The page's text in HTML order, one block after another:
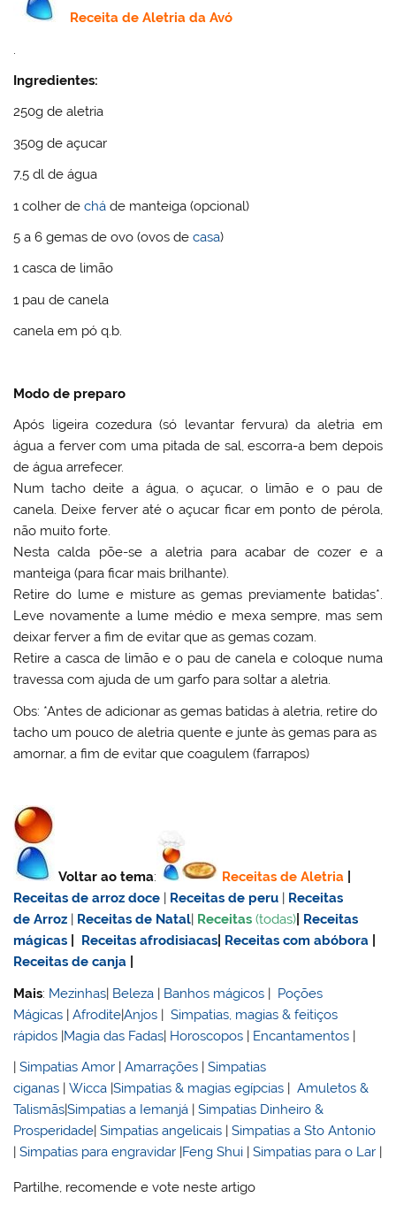
Receita deAletria da Avó
Ingredientes:
250g de aletria
350g de açucar
7,5 dl de água
1 colher dechá de manteiga (opcional)
5 a 6 gemas de ovo (ovos decasa)
1 casca de limão
1 pau de canela
canela em pó q.b.
Modo de preparo
Após ligeira cozedura (só levantar fervura) da aletria em
água a ferver com uma pitada de sal, escorra-a bem depois
de água arrefecer.
Num tacho deite a água, o açucar, o limão e o pau de
canela. Deixe ferver até o açucar ficar em ponto de pérola,
não muito forte.
Nesta calda põe-se a aletria para acabar de cozer e a
manteiga (para ficar mais brilhante).
Retire do lume e misture as gemas previamente batidas*.
Leve novamente a lume médio e mexa sempre, mas sem
deixar ferver a fim de evitar que as gemas cozam.
Retire a casca de limão e o pau de canela e coloque numa
travessa com ajuda de um garfo para soltar a aletria.
Obs: *Antes de adicionar as gemas batidas à aletria, retire do
tacho um pouco de aletria quente e junte às gemas para as
amornar, a fim de evitar que coagulem (farrapos)
Voltar ao tema: Receitas de Aletria
Receitas dearroz doce Receitas de peru
Receitas
de Arroz
Receitas de Natal Receitas (todas)
Receitas
mágicas
Receitas afrodisiacas Receitas com abóbora
Receitas de canja
Mais: Mezinhas| Beleza | Banhos mágicos | Poções
Mágicas |Afrodite|Anjos |Simpatias, magias & feitiços
rápidos |Magia das Fadas| Horoscopos | Encantamentos |
|Simpatias Amor |Amarrações |Simpatias
ciganas |Wicca |Simpatias & magias egípcias |Amuletos &
Talismãs|Simpatias a Iemanjá |Simpatias Dinheiro &
Prosperidade|Simpatias angelicais |Simpatias a Sto Antonio
|Simpatias para engravidar |Feng Shui |Simpatias para o Lar |
Partilhe, recomende e vote neste artigo